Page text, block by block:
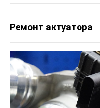
Ремонт актуатора